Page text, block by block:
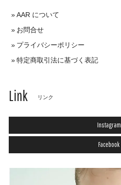
AAR について
お問合せ
プライバシーポリシー
特定商取引法に基づく表記
Link リンク
Instagram
Facebook